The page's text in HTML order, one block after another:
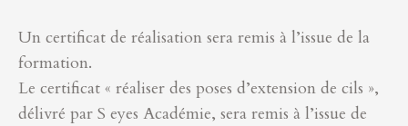
Un certificat de réalisation sera remis à l’issue de la
formation.
Le certificat « réaliser des poses d’extension de cils »,
délivré par S eyes Académie, sera remis à l’issue de